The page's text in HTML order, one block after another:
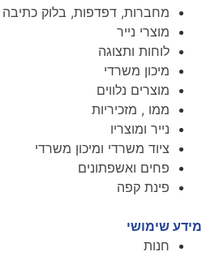
מחברות, דפדפות, בלוק כתיבה
מוצרי נייר
לוחות ותצוגה
מיכון משרדי
מוצרים נלווים
ממו , מזכיריות
נייר ומוצריו
ציוד משרדי ומיכון משרדי
פחים ואשפתונים
פינת קפה
מידע שימושי
חנות